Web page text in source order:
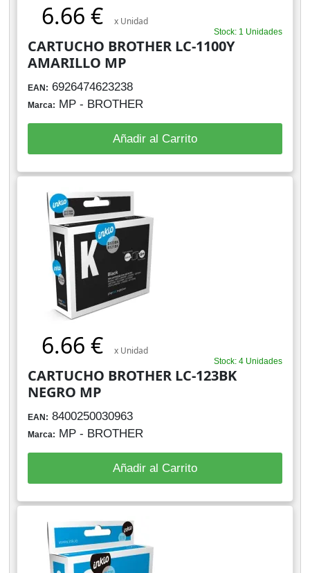
6.66 € x Unidad
Stock: 1 Unidades
CARTUCHO BROTHER LC-1100Y
AMARILLO MP
EAN: 6926474623238
Marca: MP - BROTHER
Añadir al Carrito
6.66 € x Unidad
Stock: 4 Unidades
CARTUCHO BROTHER LC-123BK
NEGRO MP
EAN: 8400250030963
Marca: MP - BROTHER
Añadir al Carrito